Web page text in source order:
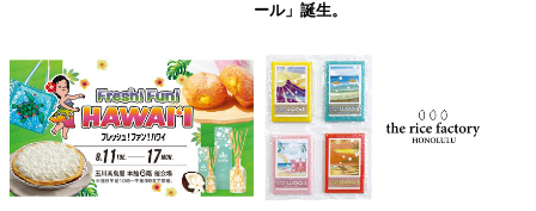
ール」誕生。